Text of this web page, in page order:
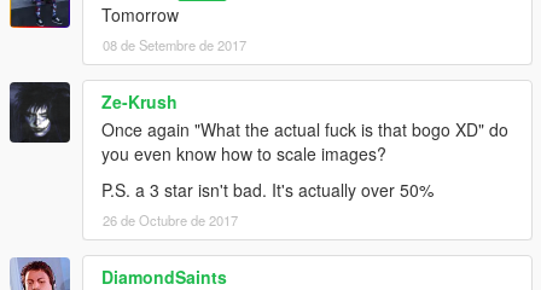
Tomorrow
08 de Setembre de 2017
Ze-Krush
Once again "What the actual fuck is that bogo XD" do
you even know how to scale images?
P.S. a 3 star isn't bad. It's actually over 50%
26 de Octubre de 2017
DiamondSaints